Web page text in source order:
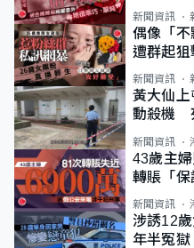
新聞資訊
偶像「
遭群起
新聞資訊
黃大仙
動殺機
新聞資訊
43歲主
轉賬「
新聞資訊
涉誘12
年半冤